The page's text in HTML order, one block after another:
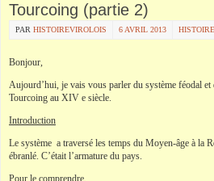
Tourcoing (partie 2)
PAR HISTOIREVIROLOIS 6 AVRIL 2013 HISTOIRE
Bonjour,
Aujourd’hui, je vais vous parler du système féodal et
Tourcoing au XIV e siècle.
Introduction
Le système a traversé les temps du Moyen-âge à la
ébranlé. C’était l’armature du pays.
Pour le comprendre,